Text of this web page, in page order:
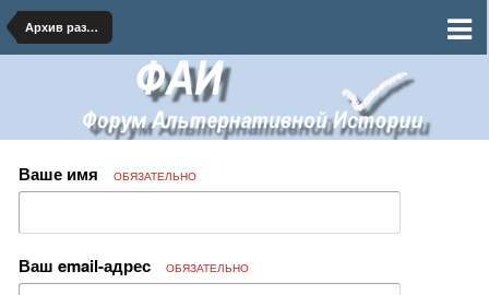
Архив раздела
Ваше имя ОБЯЗАТЕЛЬНО
Ваш email-адрес ОБЯЗАТЕЛЬНО